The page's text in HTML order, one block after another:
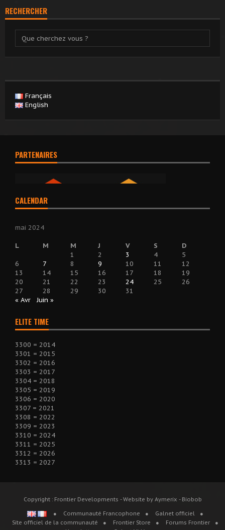
RECHERCHER
Français
English
PARTENAIRES
CALENDAR
mai 2024
L M M J V S
D
1
2 3 4
5
6
7 8 9 10 11
12
13
14 15 16 17 18
19
20
21 22 23 24 25
26
27
28 29 30
31
« Avr
Juin »
ELITE TIME
3300 = 2014
3301 = 2015
3302 = 2016
3303 = 2017
3304 = 2018
3305 = 2019
3306 = 2020
3307 = 2021
3308 = 2022
3309 = 2023
3310 = 2024
3311 = 2025
3312 = 2026
3313 = 2027
Copyright : Frontier Developments - Website by Aymerix - Biobob
Communauté Francophone
Galnet officiel
Site officiel de la communauté
Frontier Store
Forums Frontier